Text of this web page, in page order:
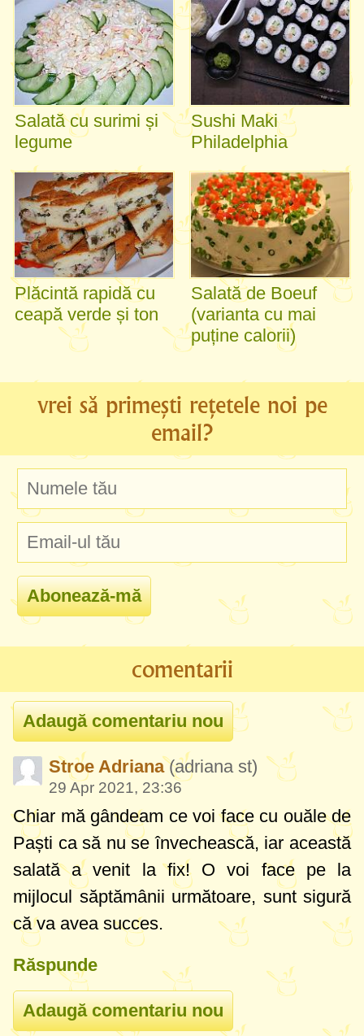
Salată cu surimi și
legume
Sushi Maki
Philadelphia
Plăcintă rapidă cu
ceapă verde și ton
Salată de Boeuf
(varianta cu mai
puține calorii)
vrei să primești rețetele noi pe
email?
comentarii
Stroe Adriana(adriana st)
29 Apr 2021, 23:36
Chiar mă gândeam ce voi face cu ouăle de
Paști ca să nu se învechească, iar această
salată a venit la fix! O voi face pe la
mijlocul săptămânii următoare, sunt sigură
că va avea succes.
Răspunde